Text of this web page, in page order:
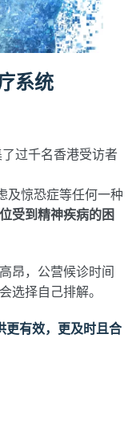
系统​
过千名香港受访者
及惊恐症等任何一种
受到精神疾病的困
昂，公营候诊时间
选择自己排解。
更有效，更及时且合